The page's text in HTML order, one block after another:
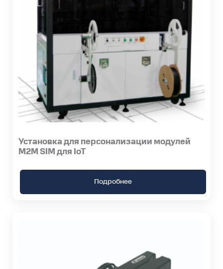
Установка для персонализации модулей
M2M SIM для IoT
Подробнее